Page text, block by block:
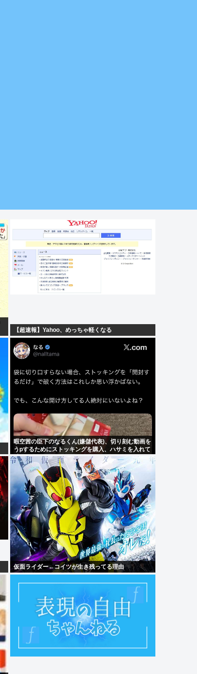
【超速報】Yahoo、めっちゃ軽くなる
暇空茜の臣下のなるくん(嫌儲代表)、切り刻む動画を
うpするためにストッキングを購入、ハサミを入れて
感触を楽しむ
仮面ライダー←コイツが生き残ってる理由